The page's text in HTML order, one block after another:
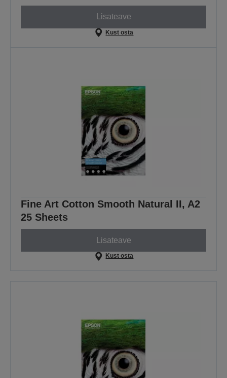
Lisateave
Kust osta
Fine Art Cotton Smooth Natural II, A2
25 Sheets
Lisateave
Kust osta